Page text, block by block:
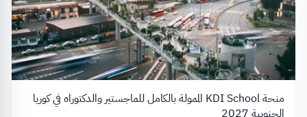
منحة KDI School الممولة بالكامل للماجستير والدكتوراه في كوريا